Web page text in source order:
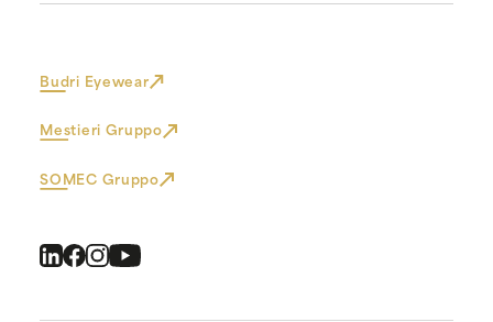
Budri Eyewear
Mestieri Gruppo
SOMEC Gruppo